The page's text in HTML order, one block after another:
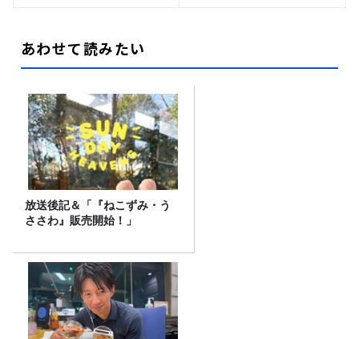
あわせて読みたい
放送後記＆「『ねこずみ・う
ささわ』販売開始！」